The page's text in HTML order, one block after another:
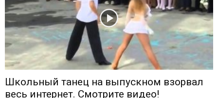
Школьный танец на выпускном взорвал
весь интернет. Смотрите видео!